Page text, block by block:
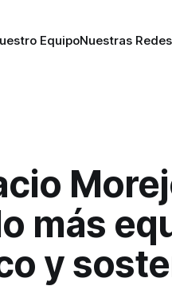
EquipoNuestras Redes
más
y